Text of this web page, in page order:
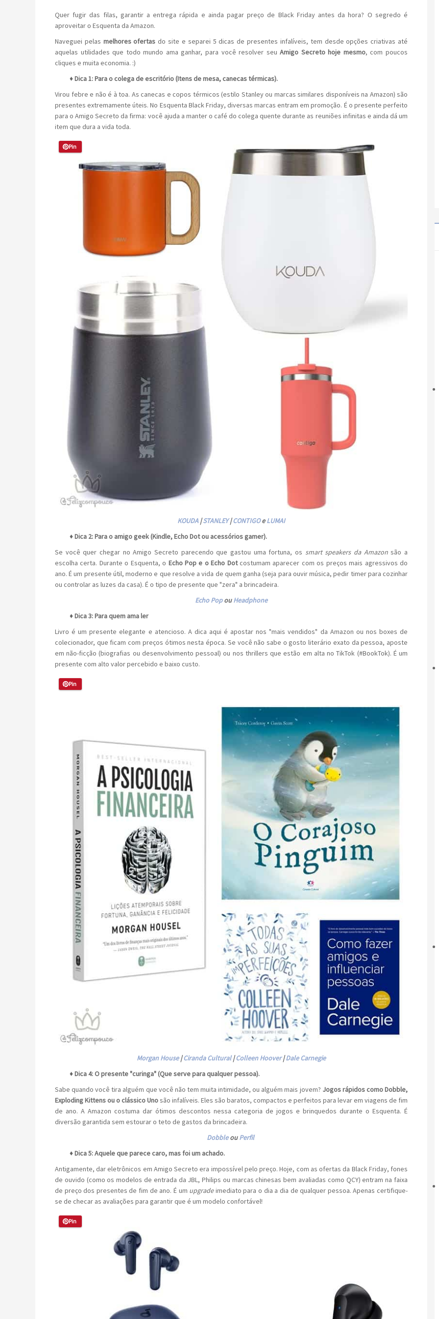
Quer fugir das filas, garantir a entrega rápida e ainda pagar preço de Black Friday antes da hora? O segredo é
aproveitar o Esquenta da Amazon.
Naveguei pelas melhores ofertas do site e separei 5 dicas de presentes infalíveis, tem desde opções criativas até
aquelas utilidades que todo mundo ama ganhar, para você resolver seu Amigo Secreto hoje mesmo, com poucos
cliques e muita economia. :)
♦ Dica 1: Para o colega de escritório (Itens de mesa, canecas térmicas).
Virou febre e não é à toa. As canecas e copos térmicos (estilo Stanley ou marcas similares disponíveis na Amazon) são
presentes extremamente úteis. No Esquenta Black Friday, diversas marcas entram em promoção. É o presente perfeito
para o Amigo Secreto da firma: você ajuda a manter o café do colega quente durante as reuniões infinitas e ainda dá um
item que dura a vida toda.
Pin
KOUDA |STANLEY|CONTIGOeLUMAI
♦ Dica 2: Para o amigo geek (Kindle, Echo Dot ou acessórios gamer).
Se você quer chegar no Amigo Secreto parecendo que gastou uma fortuna, os smart speakers da Amazonsão a
escolha certa. Durante o Esquenta, o Echo Pop e o Echo Dotcostumam aparecer com os preços mais agressivos do
ano. É um presente útil, moderno e que resolve a vida de quem ganha (seja para ouvir música, pedir timer para cozinhar
ou controlar as luzes da casa). É o tipo de presente que "zera" a brincadeira.
Echo PopouHeadphone
♦Dica 3: Para quem ama ler
Livro é um presente elegante e atencioso. A dica aqui é apostar nos "mais vendidos" da Amazon ou nos boxes de
colecionador, que ficam com preços ótimos nesta época. Se você não sabe o gosto literário exato da pessoa, aposte
em não-ficção (biografias ou desenvolvimento pessoal) ou nos thrillers que estão em alta no TikTok (#BookTok). É um
presente com alto valor percebido e baixo custo.
Pin
Morgan House|Ciranda Cultural|Colleen Hoover|Dale Carnegie
♦ Dica 4: O presente "curinga" (Que serve para qualquer pessoa).
Sabe quando você tira alguém que você não tem muita intimidade, ou alguém mais jovem? Jogos rápidos como Dobble,
Exploding Kittens ou o clássico Unosão infalíveis. Eles são baratos, compactos e perfeitos para levar em viagens de fim
de ano. A Amazon costuma dar ótimos descontos nessa categoria de jogos e brinquedos durante o Esquenta. É
diversão garantida sem estourar o teto de gastos da brincadeira.
DobbleouPerfil
♦ Dica 5: Aquele que parece caro, mas foi um achado.
Antigamente, dar eletrônicos em Amigo Secreto era impossível pelo preço. Hoje, com as ofertas da Black Friday, fones
de ouvido (como os modelos de entrada da JBL, Philips ou marcas chinesas bem avaliadas como QCY) entram na faixa
de preço dos presentes de fim de ano. É um upgradeimediato para o dia a dia de qualquer pessoa. Apenas certifique-
se de checar as avaliações para garantir que é um modelo confortável!
Pin